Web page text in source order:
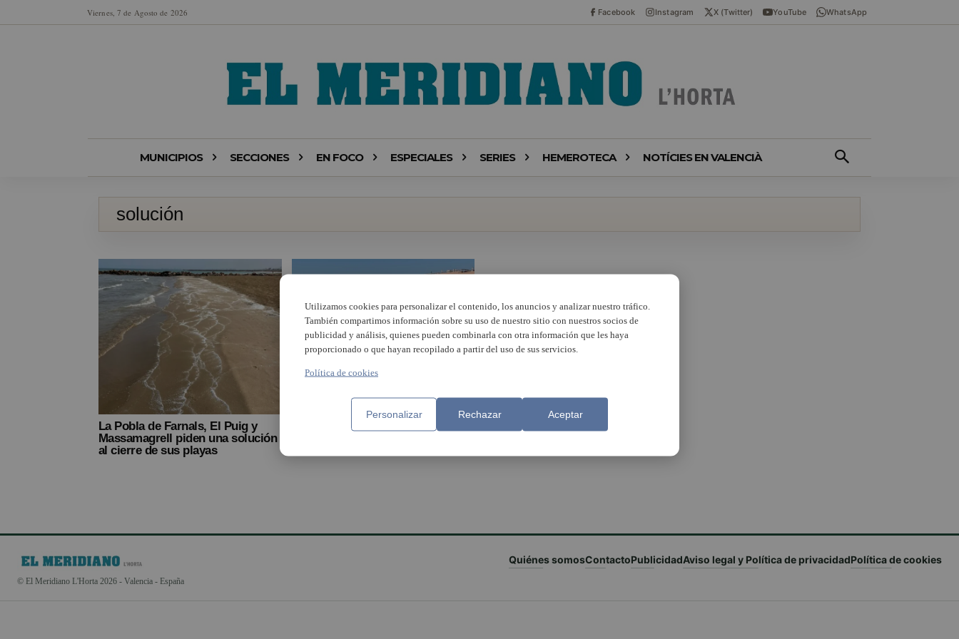
Viernes, 7 de Agosto de 2026 Facebook Instagram X (Twitter) YouTube WhatsApp
MUNICIPIOS SECCIONES EN FOCO ESPECIALES SERIES HEMEROTECA NOTÍCIES EN VALENCIÀ
solución
La Pobla de Farnals, El Puig y
Massamagrell piden una solución
al cierre de sus playas
Adif ofrece vías alternativas para
los afectados por los AVE
suspendidos en València
© El Meridiano L'Horta 2026 - Valencia - España
Quiénes somosContactoPublicidadAviso legal y Política de privacidadPolítica de cookies
Utilizamos cookies para personalizar el contenido, los anuncios y analizar nuestro tráfico.
También compartimos información sobre su uso de nuestro sitio con nuestros socios de
publicidad y análisis, quienes pueden combinarla con otra información que les haya
proporcionado o que hayan recopilado a partir del uso de sus servicios.
Política de cookies
Personalizar Rechazar Aceptar